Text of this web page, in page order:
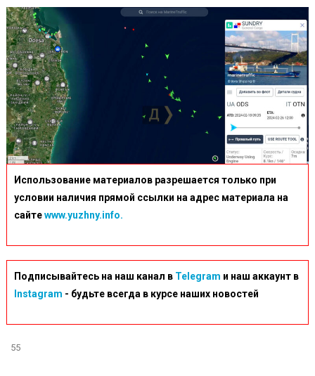
Использование материалов разрешается только при
условии наличия прямой ссылки на адрес материала на
сайтеwww.yuzhny.info.
Подписывайтесь на наш канал в Telegram и наш аккаунт в
Instagram - будьте всегда в курсе наших новостей
55